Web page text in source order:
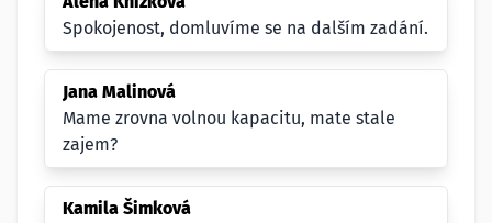
Spokojenost, domluvíme se na dalším zadání.
Jana Malinová
Mame zrovna volnou kapacitu, mate stale
zajem?
Kamila Šimková